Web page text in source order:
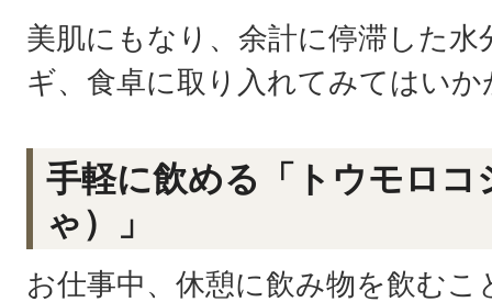
美肌にもなり、余計に停滞した
ギ、食卓に取り入れてみてはい
手軽に飲める「トウモロコ
ゃ）」
お仕事中、休憩に飲み物を飲む